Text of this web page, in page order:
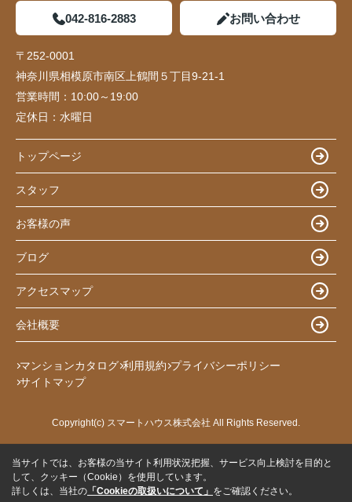
042-816-2883 お問い合わせ
〒252-0001
神奈川県相模原市南区上鶴間５丁目9-21-1
営業時間： 10:00～19:00
定休日： 水曜日
トップページ
スタッフ
お客様の声
ブログ
アクセスマップ
会社概要
マンションカタログ 利用規約 プライバシーポリシー
サイトマップ
Copyright(c) スマートハウス株式会社 All Rights Reserved.
当サイトでは、お客様の当サイト利用状況把握、サービス向上検討を目的と
して、クッキー（Cookie）を使用しています。
詳しくは、当社の 「Cookieの取扱いについて」 をご確認ください。